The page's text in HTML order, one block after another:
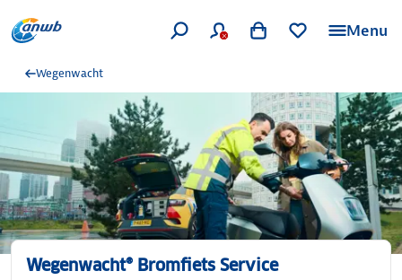
Menu
Wegenwacht
Wegenwacht® Bromfiets Service